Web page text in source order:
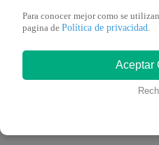
dotado que Gutty
tomas la pastilla azul?,
Susy cuando estaba
Para conocer mejor como se
pagina de Política de privacidad.
Aceptar